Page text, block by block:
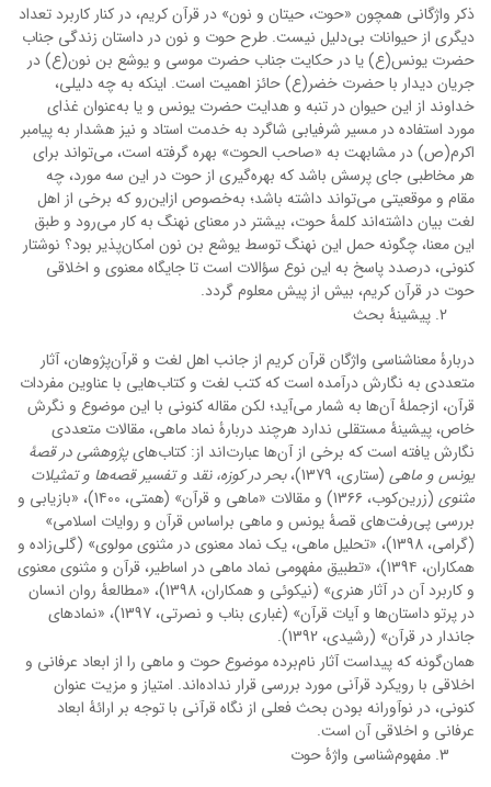
ذکر واژگانی همچون «حوت، حیتان و نون» در قرآن کریم، در کنار کاربرد تعداد
دیگری از حیوانات بی‌دلیل نیست. طرح حوت و نون در داستان زندگی جناب
حضرت یونس(ع) یا در حکایت جناب حضرت موسی و یوشع بن نون(ع) در
جریان دیدار با حضرت خضر(ع) حائز اهمیت است. اینکه به چه دلیلی،
خداوند از این حیوان در تنبه و هدایت حضرت یونس و یا به‌عنوان غذای
مورد استفاده در مسیر شرفیابی شاگرد به خدمت استاد و نیز هشدار به پیامبر
اکرم(ص) در مشابهت به «صاحب الحوت» بهره گرفته است، می‌تواند برای
هر مخاطبی جای پرسش باشد که بهره‌گیری از حوت در این سه مورد، چه
مقام و موقعیتی می‌تواند داشته باشد؛ به‌خصوص ازاین‌رو که برخی از اهل
لغت بیان داشته‌اند کلمۀ حوت، بیشتر در معنای نهنگ به کار می‎‌رود و طبق
این معنا، چگونه حمل این نهنگ توسط یوشع بن نون امکان‌پذیر بود؟ نوشتار
کنونی، درصدد پاسخ به این نوع سؤالات است تا جایگاه معنوی و اخلاقی
حوت در قرآن کریم، بیش از پیش معلوم گردد.
پیشینۀ بحث
دربارۀ معناشناسی واژگان قرآن کریم از جانب اهل لغت و قرآن‌پژوهان، آثار
متعددی به نگارش درآمده است که کتب لغت و کتاب‌هایی با عناوین مفردات
قرآن، ازجملۀ آن‌ها به شمار می‌آید؛ لکن مقاله کنونی با این موضوع و نگرش
خاص، پیشینۀ مستقلی ندارد هرچند دربارۀ نماد ماهی، مقالات متعددی
نگارش یافته است که برخی از آن‌ها عبارت‌اند از: کتاب‌هایپژوهشی در قصۀ
یونس و ماهی (ستاری، 1379)،
بحر در کوزه، نقد و تفسیر قصه‌ها و تمثیلات
مثنوی
(زرین‌کوب، 13۶۶) و مقالات «ماهی و قرآن» (همتی، 1۴00)، «بازیابی و
بررسی پی‌رفت‌های قصۀ یونس و ماهی براساس قرآن و روایات اسلامی»
(گرامی، 1398)، «تحلیل ماهی، یک نماد معنوی در مثنوی مولوی» (گلی‌زاده و
همکاران، 139۴)، «تطبیق مفهومی نماد ماهی در اساطیر، قرآن و مثنوی معنوی
و کاربرد آن در آثار هنری» (نیکوئی و همکاران، 1398)، «مطالعۀ روان انسان
در پرتو داستان‌ها و آیات قرآن» (غباری بناب و نصرتی، 1397)، «نمادهای
جاندار در قرآن» (رشیدی، 1392).
همان‌گونه که پیداست آثار نام‌برده موضوع حوت و ماهی را از ابعاد عرفانی و
اخلاقی با رویکرد قرآنی مورد بررسی قرار نداده‌اند. امتیاز و مزیت عنوان
کنونی، در نوآورانه بودن بحث فعلی از نگاه قرآنی با توجه بر ارائۀ ابعاد
عرفانی و اخلاقی آن است.
مفهوم‌شناسی واژۀ حوت